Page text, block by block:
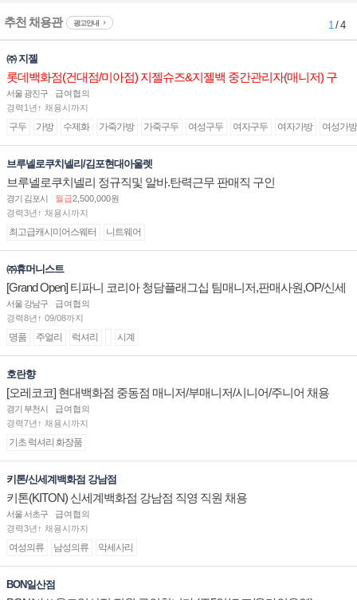
추천 채용관 광고안내 1/ 4
㈜ 지젤
롯데백화점(건대점/미아점) 지젤슈즈&지젤백 중간관리자(매니저) 구
인합니다
서울 광진구
급여협의
경력1년↑ 채용시까지
구두 가방 수제화 가죽가방 가죽구두 여성구두 여자구두 여자가방 여성가방
브루넬로쿠치넬리/김포현대아울렛
브루넬로쿠치넬리 정규직및 알바.탄력근무 판매직 구인
경기 김포시 월급2,500,000원
경력3년↑ 채용시까지
최고급캐시미어스웨터 니트웨어
㈜휴머니스트
[Grand Open] 티파니 코리아 청담플래그십 팀매니저,판매사원,OP/신세
계대전 판매사원 채용
서울 강남구
급여협의
경력8년↑ 09/08까지
명품 주얼리 럭셔리 시계
호란향
[오레코코] 현대백화점 중동점 매니저/부매니저/시니어/주니어 채용
경기 부천시
급여협의
경력7년↑ 채용시까지
기초 럭셔리 화장품
키톤/신세계백화점 강남점
키톤(KITON) 신세계백화점 강남점 직영 직원 채용
서울 서초구
급여협의
경력3년↑ 채용시까지
여성의류 남성의류 악세사리
BON일산점